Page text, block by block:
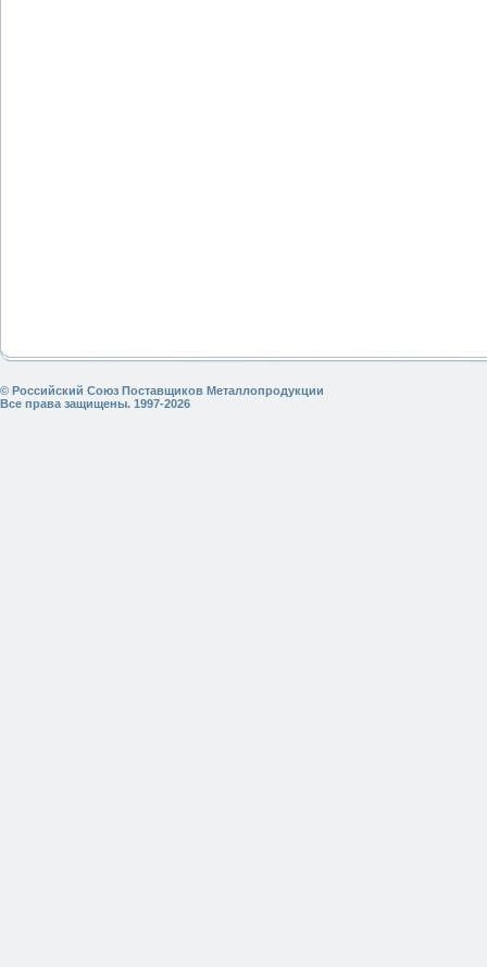
© Российский Союз Поставщиков Металлопродукции
Все права защищены. 1997-2026